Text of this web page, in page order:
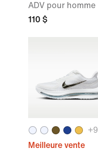
ADV pour homme
110 $
+9
Meilleure vente